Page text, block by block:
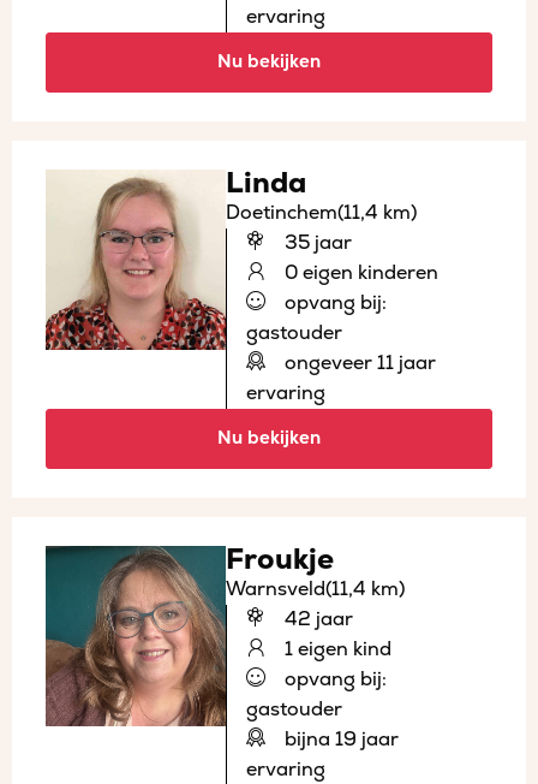
ervaring
Nu bekijken
Linda
Doetinchem(11,4 km)
35 jaar
0 eigen kinderen
opvang bij:
gastouder
ongeveer 11 jaar
ervaring
Nu bekijken
Froukje
Warnsveld(11,4 km)
42 jaar
1 eigen kind
opvang bij:
gastouder
bijna 19 jaar
ervaring